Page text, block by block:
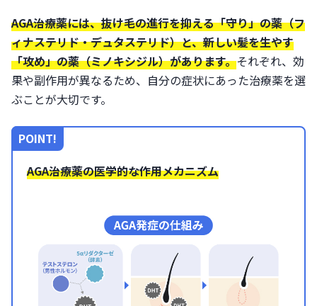
AGA治療薬には、抜け毛の進行を抑える「守り」の薬（フ
ィナステリド・デュタステリド）と、新しい髪を生やす
「攻め」の薬（ミノキシジル）があります。それぞれ、効
果や副作用が異なるため、自分の症状にあった治療薬を選
ぶことが大切です。
POINT!
AGA治療薬の医学的な作用メカニズム